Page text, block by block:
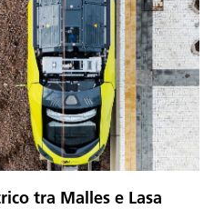
tra Malles e Lasa